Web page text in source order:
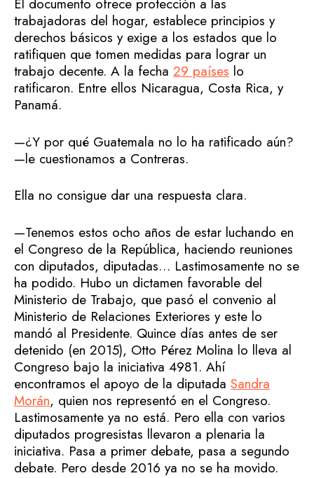
El documento ofrece protección a las
trabajadoras del hogar, establece principios y
derechos básicos y exige a los estados que lo
ratifiquen que tomen medidas para lograr un
trabajo decente. A la fecha 29 países lo
ratificaron. Entre ellos Nicaragua, Costa Rica, y
Panamá.
—¿Y por qué Guatemala no lo ha ratificado aún?
—le cuestionamos a Contreras.
Ella no consigue dar una respuesta clara.
—Tenemos estos ocho años de estar luchando en
el Congreso de la República, haciendo reuniones
con diputados, diputadas… Lastimosamente no se
ha podido. Hubo un dictamen favorable del
Ministerio de Trabajo, que pasó el convenio al
Ministerio de Relaciones Exteriores y este lo
mandó al Presidente. Quince días antes de ser
detenido (en 2015), Otto Pérez Molina lo lleva al
Congreso bajo la iniciativa 4981. Ahí
encontramos el apoyo de la diputada Sandra
Morán, quien nos representó en el Congreso.
Lastimosamente ya no está. Pero ella con varios
diputados progresistas llevaron a plenaria la
iniciativa. Pasa a primer debate, pasa a segundo
debate. Pero desde 2016 ya no se ha movido.